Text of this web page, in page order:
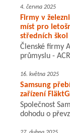
4. června 2025
Firmy v
míst pro
středních škol
Členské firmy
průmyslu -
16. května 2025
Samsung
zařízení
Společnost
dohodu o